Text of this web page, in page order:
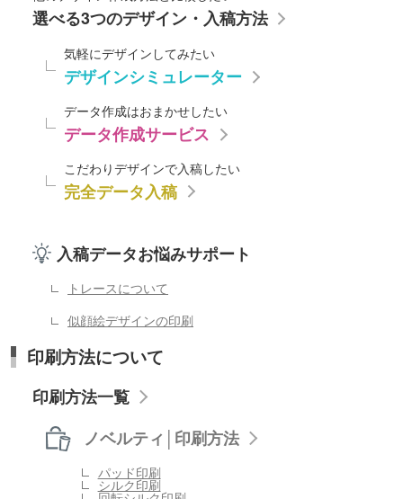
選べる3つのデザイン・入稿方法
気軽にデザインしてみたい
デザインシミュレーター
データ作成はおまかせしたい
データ作成サービス
こだわりデザインで入稿したい
完全データ入稿
入稿データお悩みサポート
トレースについて
似顔絵デザインの印刷
印刷方法について
印刷方法一覧
ノベルティ│印刷方法
パッド印刷
シルク印刷